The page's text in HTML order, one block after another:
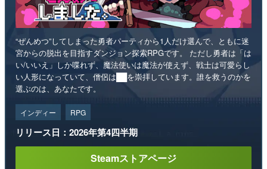
“ぜんめつ”してしまった勇者パーティから1人だけ選んで、ともに迷
宮からの脱出を目指すダンジョン探索RPGです。 ただし勇者は「は
い/いいえ」しか喋れず、魔法使いは魔法が使えず、戦士は可愛らし
い人形になっていて、僧侶は██を崇拝しています。誰を救うのかを
選ぶのは、あなたです。
インディー RPG
リリース日：2026年第4四半期
Steamストアページ